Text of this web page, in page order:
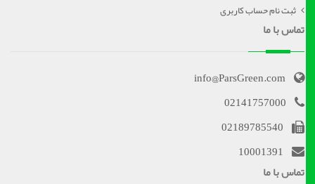
ثبت نام حساب کاربری
تماس با ما
info@ParsGreen.com
02141757000
02189785540
10001391
تماس با ما